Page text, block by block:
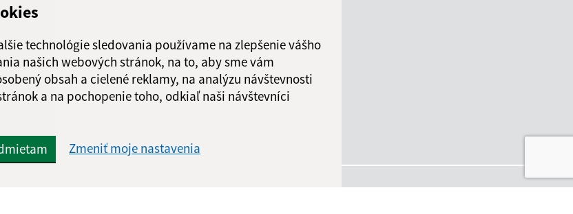
technológie sledovania používame na zlepšenie vášho
našich webových stránok, na to, aby sme vám
obsah a cielené reklamy, na analýzu návštevnosti
a na pochopenie toho, odkiaľ naši návštevníci
Zmeniť moje nastavenia